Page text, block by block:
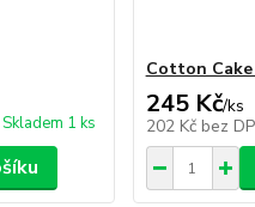
Skladem 1 ks
Cotton Cake
245 Kč/ks
202 Kč bez